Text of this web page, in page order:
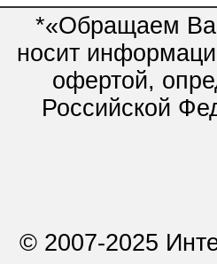
*«Обращаем
носит
офертой,
Российской
© 2007-2025